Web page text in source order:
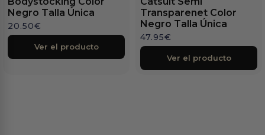
Negro Talla Única
20.50€
Ver el producto
Transparenet Color
Negro Talla Única
47.95€
Ver el producto